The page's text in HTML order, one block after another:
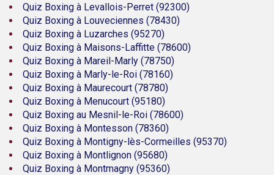
Quiz Boxing à Levallois-Perret (92300)
Quiz Boxing à Louveciennes (78430)
Quiz Boxing à Luzarches (95270)
Quiz Boxing à Maisons-Laffitte (78600)
Quiz Boxing à Mareil-Marly (78750)
Quiz Boxing à Marly-le-Roi (78160)
Quiz Boxing à Maurecourt (78780)
Quiz Boxing à Menucourt (95180)
Quiz Boxing au Mesnil-le-Roi (78600)
Quiz Boxing à Montesson (78360)
Quiz Boxing à Montigny-lès-Cormeilles (95370)
Quiz Boxing à Montlignon (95680)
Quiz Boxing à Montmagny (95360)